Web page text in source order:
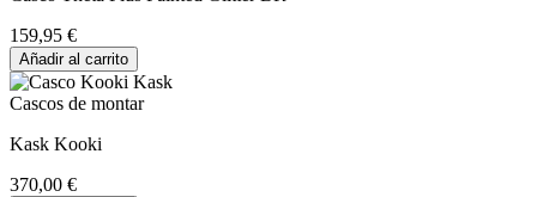
159,95 €
Añadir al carrito
Cascos de montar
Kask Kooki
370,00 €